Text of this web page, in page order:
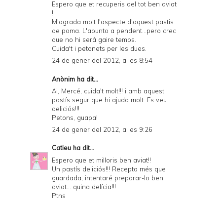
Espero que et recuperis del tot ben aviat
!
M'agrada molt l'aspecte d'aquest pastis
de poma. L'apunto a pendent...pero crec
que no hi será gaire temps.
Cuida't i petonets per les dues.
24 de gener del 2012, a les 8:54
Anònim ha dit...
Ai, Mercé, cuida't molt!!! i amb aquest
pastís segur que hi ajuda molt. Es veu
deliciós!!!
Petons, guapa!
24 de gener del 2012, a les 9:26
Catieu ha dit...
Espero que et milloris ben aviat!!
Un pastís deliciós!!! Recepta més que
guardada, intentaré preparar-lo ben
aviat... quina delícia!!!
Ptns